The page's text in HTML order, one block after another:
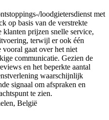
loodgietersdienst met
op basis van de verstrekte
klanten prijzen snelle service,
terwijl er ook één
gaat over het niet
communicatie. Gezien de
en het beperkte aantal
waarschijnlijk
signaal om afspraken en
te zien.
België